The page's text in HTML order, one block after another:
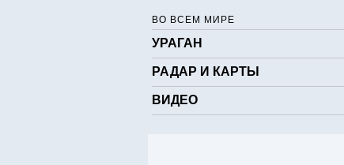
ВО ВСЕМ МИРЕ
УРАГАН
РАДАР И КАРТЫ
ВИДЕО